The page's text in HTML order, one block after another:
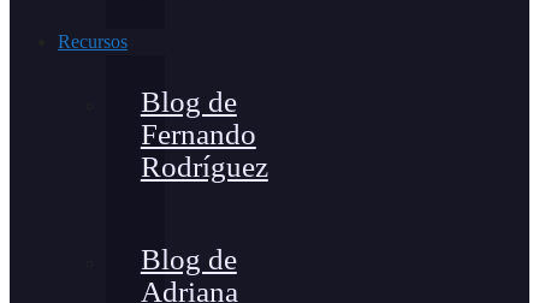
Recursos
Blog de
Fernando
Rodríguez
Blog de
Adriana